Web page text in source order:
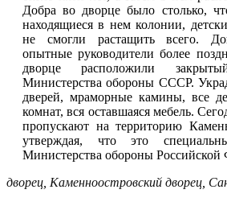
Добра во дворце было столько,
находящиеся в нем колонии,
не смогли растащить всего.
опытные руководители более
дворце расположили
Министерства обороны СССР.
дверей, мраморные камины, все
комнат, вся оставшаяся мебель.
пропускают на территорию
утверждая, что это
Министерства обороны Российской
дворец Каменноостровский дворец